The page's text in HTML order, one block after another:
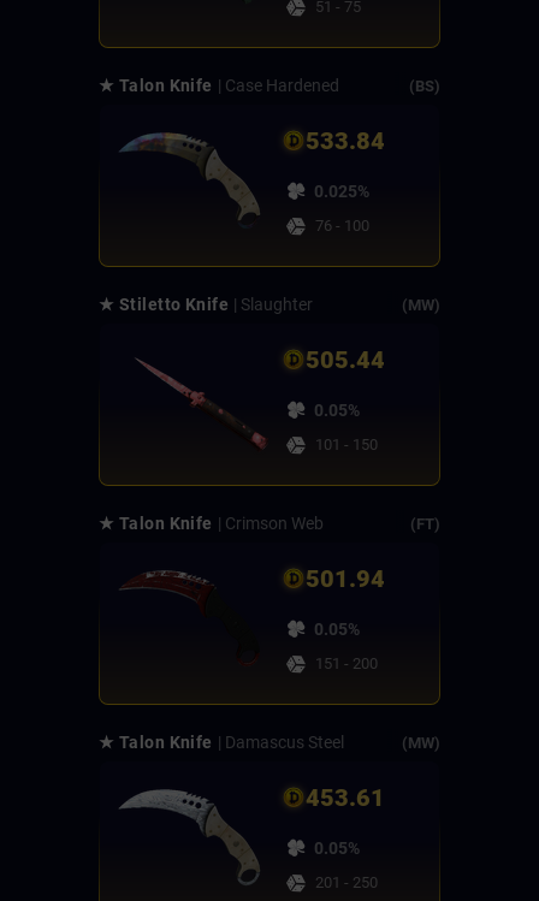
51 - 75
★ Talon Knife | Case Hardened (BS)
533.84
0.025%
76 - 100
★ Stiletto Knife | Slaughter (MW)
505.44
0.05%
101 - 150
★ Talon Knife | Crimson Web (FT)
501.94
0.05%
151 - 200
★ Talon Knife | Damascus Steel (MW)
453.61
0.05%
201 - 250